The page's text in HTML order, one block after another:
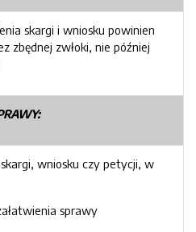
skargi i wniosku powinien
zbędnej zwłoki, nie później
wniosku czy petycji, w
sprawy